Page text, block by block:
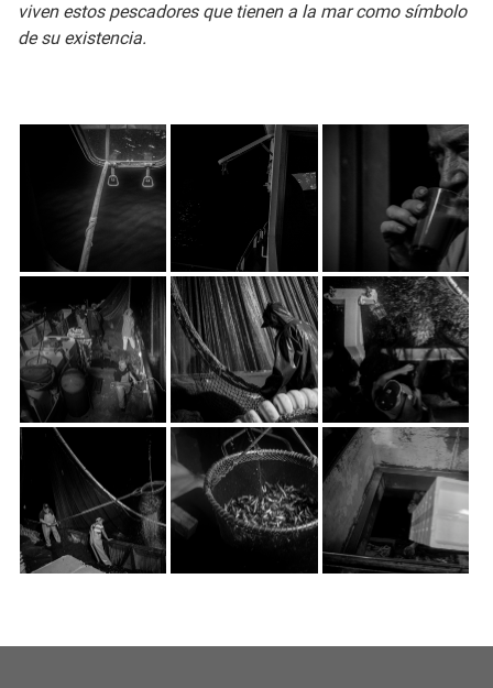
viven estos pescadores que tienen a la mar como símbolo
de su existencia.